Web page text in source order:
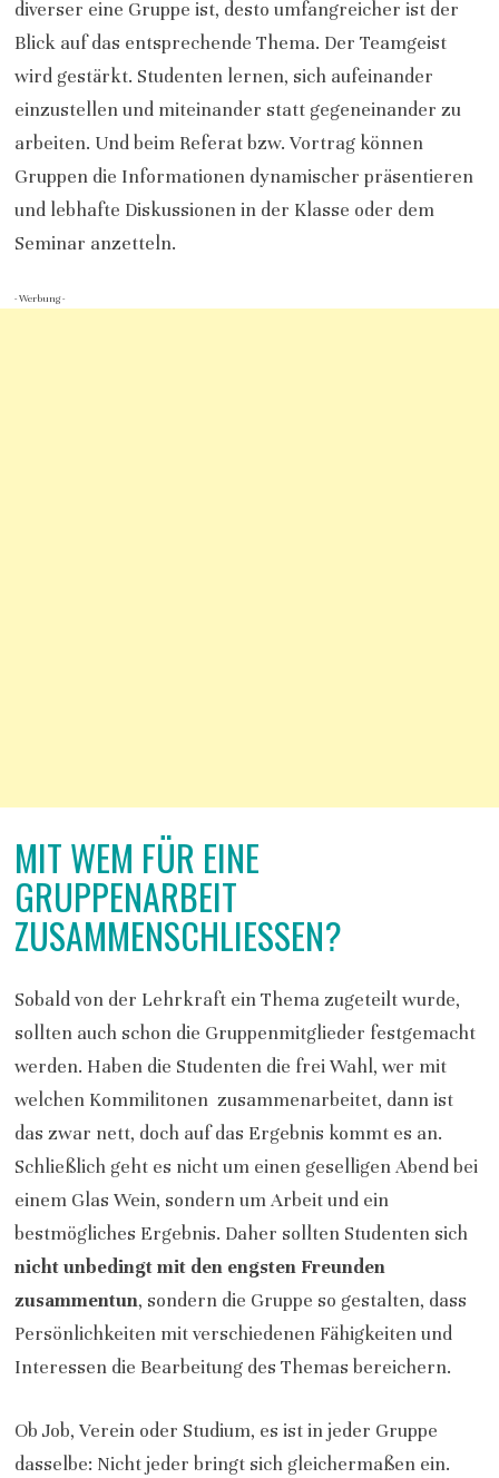
diverser eine Gruppe ist, desto umfangreicher ist der
Blick auf das entsprechende Thema. Der Teamgeist
wird gestärkt. Studenten lernen, sich aufeinander
einzustellen und miteinander statt gegeneinander zu
arbeiten. Und beim Referat bzw. Vortrag können
Gruppen die Informationen dynamischer präsentieren
und lebhafte Diskussionen in der Klasse oder dem
Seminar anzetteln.
- Werbung -
MIT WEM FÜR EINE
GRUPPENARBEIT
ZUSAMMENSCHLIESSEN?
Sobald von der Lehrkraft ein Thema zugeteilt wurde,
sollten auch schon die Gruppenmitglieder festgemacht
werden. Haben die Studenten die frei Wahl, wer mit
welchen Kommilitonen zusammenarbeitet, dann ist
das zwar nett, doch auf das Ergebnis kommt es an.
Schließlich geht es nicht um einen geselligen Abend bei
einem Glas Wein, sondern um Arbeit und ein
bestmögliches Ergebnis. Daher sollten Studenten sich
nicht unbedingt mit den engsten Freunden
zusammentun, sondern die Gruppe so gestalten, dass
Persönlichkeiten mit verschiedenen Fähigkeiten und
Interessen die Bearbeitung des Themas bereichern.
Ob Job, Verein oder Studium, es ist in jeder Gruppe
dasselbe: Nicht jeder bringt sich gleichermaßen ein.